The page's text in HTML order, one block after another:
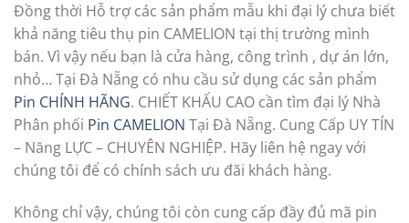
Đồng thời Hỗ trợ các sản phẩm mẫu khi đại lý chưa biết
khả năng tiêu thụ pin CAMELION tại thị trường mình
bán. Vì vậy nếu bạn là cửa hàng, công trình , dự án lớn,
nhỏ… Tại Đà Nẵng có nhu cầu sử dụng các sản phẩm
Pin CHÍNH HÃNG. CHIẾT KHẤU CAO cần tìm đại lý Nhà
Phân phối Pin CAMELION Tại Đà Nẵng. Cung Cấp UY TÍN
– Năng LỰC – CHUYÊN NGHIỆP. Hãy liên hệ ngay với
chúng tôi để có chính sách ưu đãi khách hàng.
Không chỉ vậy, chúng tôi còn cung cấp đầy đủ mã pin